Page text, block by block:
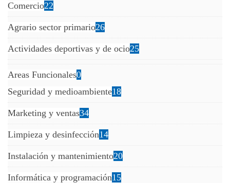
Comercio22
Agrario sector primario26
Actividades deportivas y de ocio25
Areas Funcionales0
Seguridad y medioambiente18
Marketing y ventas34
Limpieza y desinfección14
Instalación y mantenimiento20
Informática y programación15